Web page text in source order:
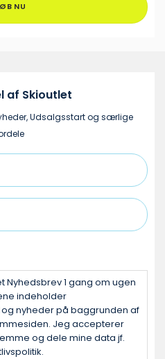
NU
flere
varesiden
af Skioutlet
Udsalgsstart og særlige
Nyhedsbrev 1 gang om ugen
indeholder
nyheder på baggrunden af
Jeg accepterer
og dele mine data jf.